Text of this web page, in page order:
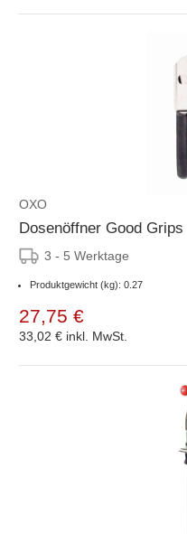
OXO
3 - 5 Werktage
Produktgewicht (kg): 0.27
27,75 €
33,02 € inkl. MwSt.